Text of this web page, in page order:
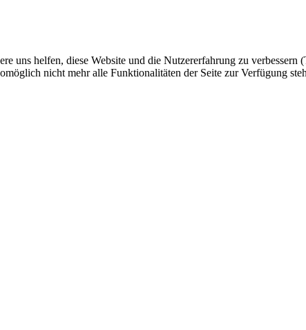
uns helfen, diese Website und die Nutzererfahrung zu verbessern
nicht mehr alle Funktionalitäten der Seite zur Verfügung